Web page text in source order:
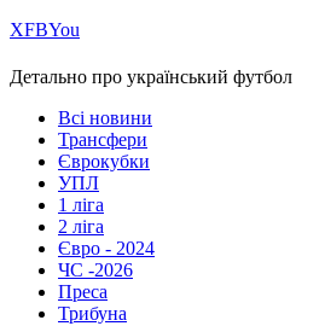
ХFBYou
Детально про український футбол
Всі новини
Трансфери
Єврокубки
УПЛ
1 ліга
2 ліга
Євро - 2024
ЧС -2026
Преса
Трибуна